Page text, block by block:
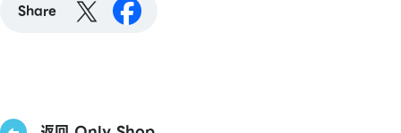
Share